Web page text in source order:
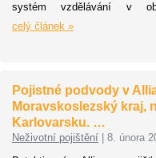
systém vzdělávání v
bezpečnosti silničního
třeba i středních a
školách.
především nevědomost
celý článek »
Pojistné podvody v
Moravskoslezský kraj,
Karlovarsku. …
Neživotní pojištění 8. února